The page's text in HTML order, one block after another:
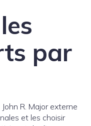
par
R. Major externe
et les choisir